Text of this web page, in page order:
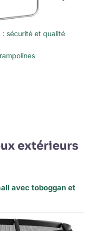
: sécurité et qualité
extérieurs
avec toboggan et